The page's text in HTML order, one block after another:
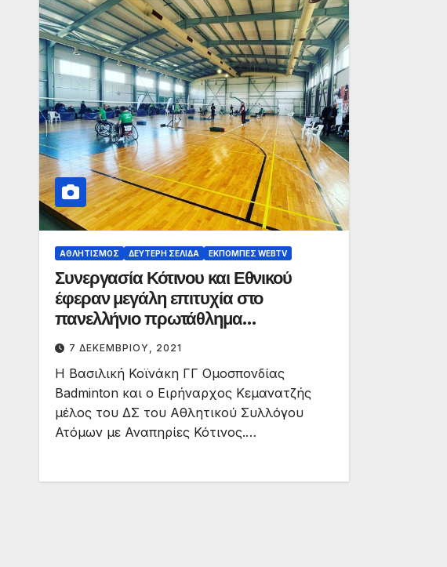
ΑΘΛΗΤΙΣΜΌΣ ΔΕΎΤΕΡΗ ΣΕΛΊΔΑ ΕΚΠΟΜΠΈΣ WEBTV
Συνεργασία Κότινου και Εθνικού
έφεραν μεγάλη επιτυχία στο
πανελλήνιο πρωτάθλημα
paraBadminton
7 ΔΕΚΕΜΒΡΊΟΥ, 2021
Η Βασιλική Κοϊνάκη ΓΓ Ομοσπονδίας
Badminton και ο Ειρήναρχος Κεμανατζής
μέλος του ΔΣ του Αθλητικού Συλλόγου
Ατόμων με Αναπηρίες Κότινος.…